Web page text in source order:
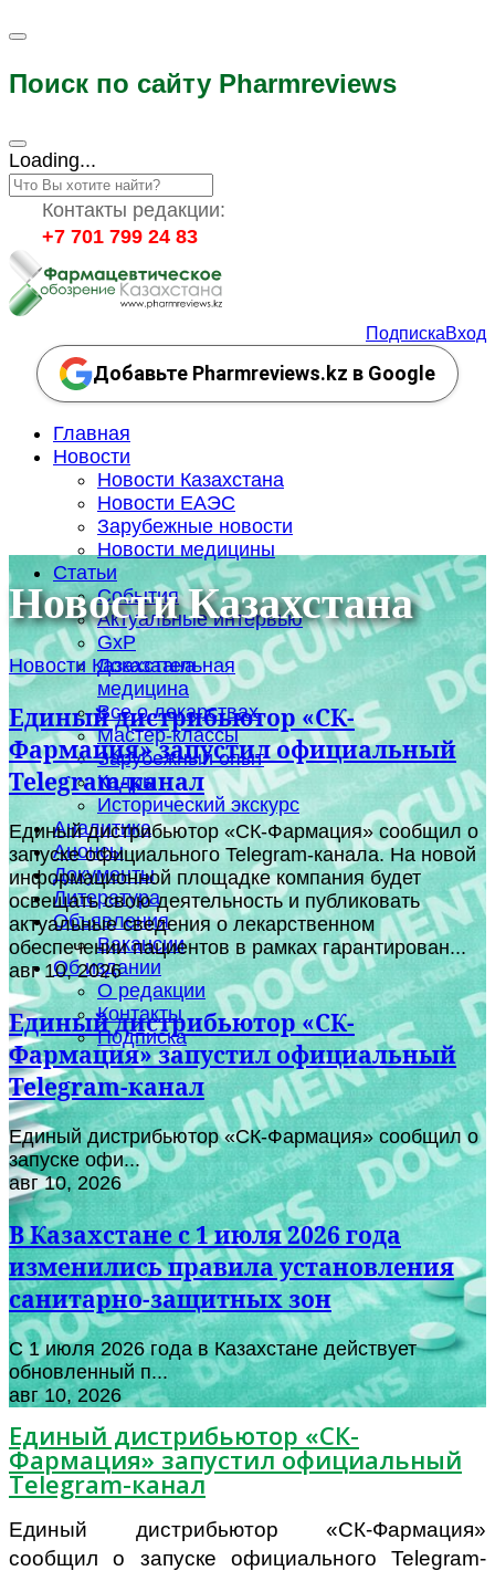
Поиск по сайту Pharmreviews
Loading...
Контакты редакции:
+7 701 799 24 83
ПодпискаВход
Добавьте Pharmreviews.kz в Google
Главная
Новости
Новости Казахстана
Новости ЕАЭС
Зарубежные новости
Новости медицины
Статьи
События
Актуальные интервью
GxP
Доказательная
медицина
Все о лекарствах
Мастер-классы
Зарубежный опыт
Кадры
Исторический экскурс
Аналитика
Анонсы
Документы
Литература
Объявления
Вакансии
Об издании
О редакции
Контакты
Подписка
Новости Казахстана
Новости Казахстана
Единый дистрибьютор «СК-
Фармация» запустил официальный
Telegram-канал
Единый дистрибьютор «СК-Фармация» сообщил о
запуске официального Telegram-канала. На новой
информационной площадке компания будет
освещать свою деятельность и публиковать
актуальные сведения о лекарственном
обеспечении пациентов в рамках гарантирован...
авг 10, 2026
Единый дистрибьютор «СК-
Фармация» запустил официальный
Telegram-канал
Единый дистрибьютор «СК-Фармация» сообщил о
запуске офи...
авг 10, 2026
В Казахстане с 1 июля 2026 года
изменились правила установления
санитарно-защитных зон
С 1 июля 2026 года в Казахстане действует
обновленный п...
авг 10, 2026
Единый дистрибьютор «СК-
Фармация» запустил официальный
Telegram-канал
Единый дистрибьютор «СК-Фармация»
сообщил о запуске официального Telegram-